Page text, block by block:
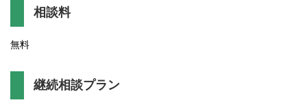
相談料
無料
継続相談プラン